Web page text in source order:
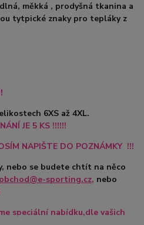
měkká , prodyšná tkanina a
tytpické znaky pro tepláky z
6XS až 4XL.
JE 5 KS !!!!!!
NAPIŠTE DO POZNÁMKY !!!
nebo se budete chtít na něco
obchod@e-sporting.cz, nebo
speciální nabídku,dle vašich